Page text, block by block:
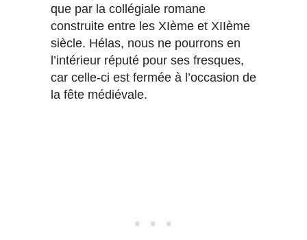
que par la collégiale romane
construite entre les XIème et XIIème
siècle. Hélas, nous ne pourrons en
l’intérieur réputé pour ses fresques,
car celle-ci est fermée à l’occasion de
la fête médiévale.